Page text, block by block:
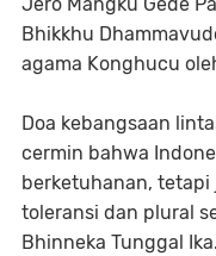
Jero Mangku Gede
Bhikkhu
agama Konghucu
Doa kebangsaan
cermin bahwa
berketuhanan,
toleransi dan plural
Bhinneka Tunggal